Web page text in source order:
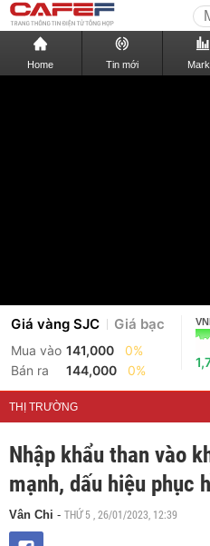
Home Tin mới
Giá vàng SJC Giá bạc
Mua vào 141,000
0%
Bán ra
144,000 0%
THỊ TRƯỜNG
Nhập khẩu than vào
mạnh, dấu hiệu phục
Vân Chi - THỨ 5 , 26/01/2023, 12:39